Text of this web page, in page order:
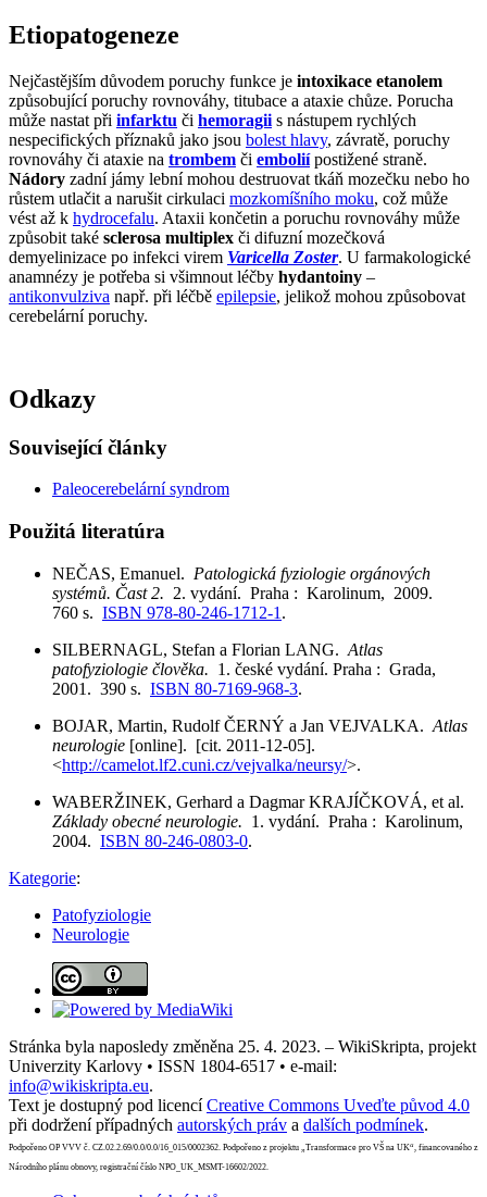
Etiopatogeneze
Nejčastějším důvodem poruchy funkce je intoxikace etanolem
způsobující poruchy rovnováhy, titubace a ataxie chůze. Porucha
může nastat při infarktu či hemoragii s nástupem rychlých
nespecifických příznaků jako jsou bolest hlavy, závratě, poruchy
rovnováhy či ataxie na trombem či emboliípostižené straně.
Nádory zadní jámy lební mohou destruovat tkáň mozečku nebo ho
růstem utlačit a narušit cirkulaci mozkomíšního moku, což může
vést až k hydrocefalu. Ataxii končetin a poruchu rovnováhy může
způsobit také sclerosa multiplex či difuzní mozečková
demyelinizace po infekci virem Varicella Zoster. U farmakologické
anamnézy je potřeba si všimnout léčby hydantoiny –
antikonvulziva např. při léčbě epilepsie, jelikož mohou způsobovat
cerebelární poruchy.
Odkazy
Související články
Paleocerebelární syndrom
Použitá literatúra
NEČAS, Emanuel. Patologická fyziologie orgánových
systémů. Čast 2. 2. vydání. Praha : Karolinum, 2009.
760 s. ISBN 978-80-246-1712-1 .
SILBERNAGL, Stefan a Florian LANG. Atlas
patofyziologie člověka. 1. české vydání. Praha : Grada,
2001. 390 s. ISBN 80-7169-968-3.
BOJAR, Martin, Rudolf ČERNÝ a Jan VEJVALKA. Atlas
neurologie [online]. [cit. 2011-12-05].
<http://camelot.lf2.cuni.cz/vejvalka/neursy/>.
WABERŽINEK, Gerhard a Dagmar KRAJÍČKOVÁ, et al.
Základy obecné neurologie. 1. vydání. Praha : Karolinum,
2004. ISBN 80-246-0803-0.
Kategorie:
Patofyziologie
Neurologie
Stránka byla naposledy změněna 25. 4. 2023. – WikiSkripta, projekt
Univerzity Karlovy • ISSN 1804-6517 • e-mail:
info@wikiskripta.eu.
Text je dostupný pod licencíCreative Commons Uveďte původ 4.0
při dodržení případných autorských práv a dalších podmínek.
Podpořeno OP VVV č. CZ.02.2.69/0.0/0.0/16_015/0002362. Podpořeno z projektu „Transformace pro VŠ na UK“, financovaného z
Národního plánu obnovy, registrační číslo NPO_UK_MSMT-16602/2022.